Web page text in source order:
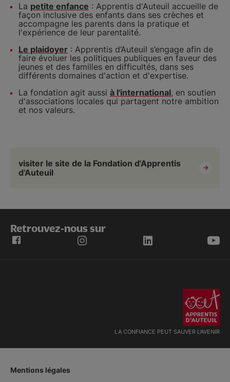
La petite enfance : Apprentis d'Auteuil accueille de
façon inclusive des enfants dans ses crèches et
accompagne les parents dans la pratique et
l'expérience de leur parentalité.
Le plaidoyer : Apprentis d’Auteuil s’engage afin de
faire évoluer les politiques publiques en faveur des
jeunes et des familles en difficultés, dans ses
différents domaines d'action et d'expertise.
La fondation agit aussi à l'international, en soutien
d'associations locales qui partagent notre ambition
et nos valeurs.
visiter le site de la Fondation d'Apprentis
d'Auteuil
Retrouvez-nous sur
LA CONFIANCE PEUT SAUVER L'AVENIR
Mentions légales